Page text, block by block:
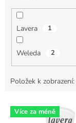
Lavera 1
Weleda 2
Položek k zobrazení:
V Více za méně